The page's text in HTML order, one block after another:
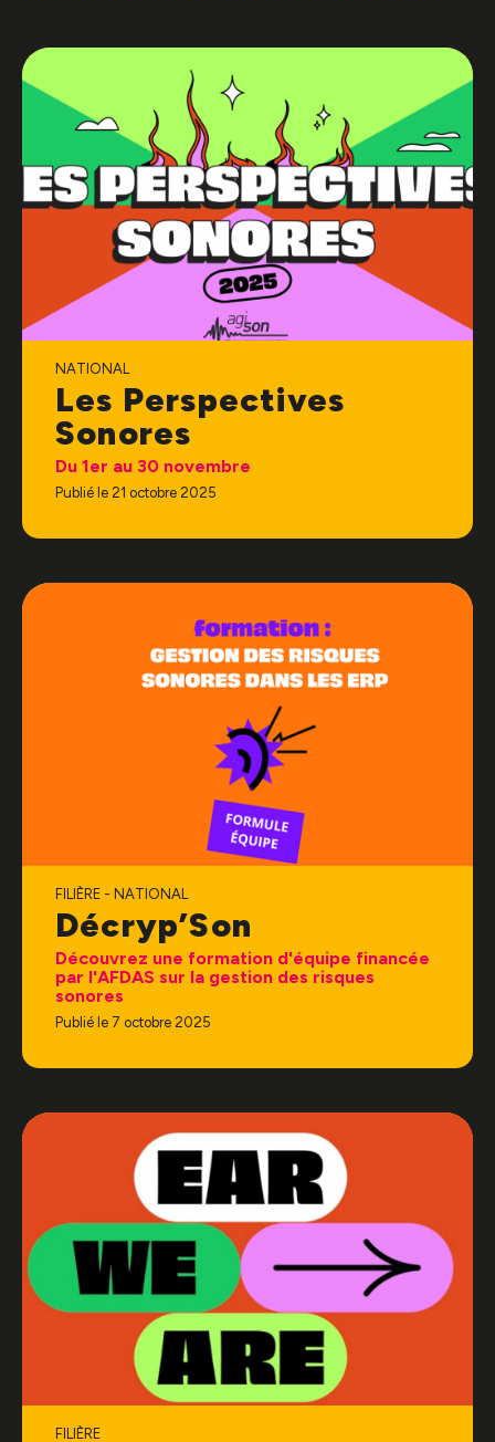
NATIONAL
Les Perspectives
Sonores
Du 1er au 30 novembre
Publié le 21 octobre 2025
FILIÈRE - NATIONAL
Décryp’Son
Découvrez une formation d'équipe financée
par l'AFDAS sur la gestion des risques
sonores
Publié le 7 octobre 2025
FILIÈRE